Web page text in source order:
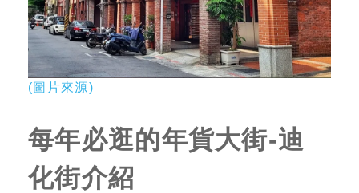
(圖片來源)
每年必逛的年貨大街-迪
化街介紹